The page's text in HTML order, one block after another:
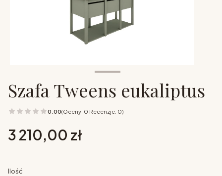
Szafa Tweens eukaliptus
0.00(Oceny: 0 Recenzje: 0)
Cena
3 210,00 zł
Ilość